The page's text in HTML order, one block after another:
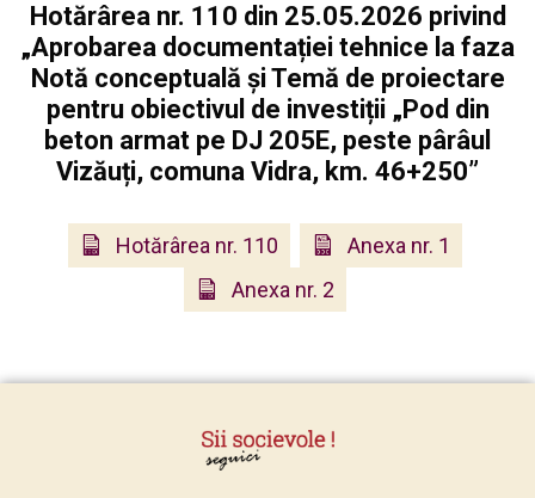
Hotărârea nr. 110 din 25.05.2026 privind
„Aprobarea documentației tehnice la faza
Notă conceptuală și Temă de proiectare
pentru obiectivul de investiții „Pod din
beton armat pe DJ 205E, peste pârâul
Vizăuți, comuna Vidra, km. 46+250”
Hotărârea nr. 110
Anexa nr. 1
Anexa nr. 2